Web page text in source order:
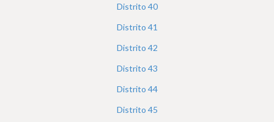
Distrito 40
Distrito 41
Distrito 42
Distrito 43
Distrito 44
Distrito 45